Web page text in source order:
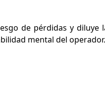
de pérdidas y diluye
mental del operador.